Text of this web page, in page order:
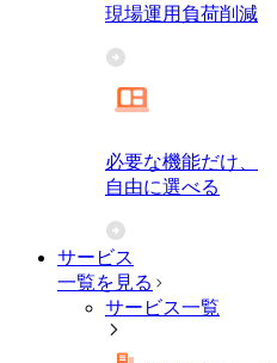
現場運用負荷削減
必要な機能だけ、
自由に選べる
サービス
一覧を見る
サービス一覧